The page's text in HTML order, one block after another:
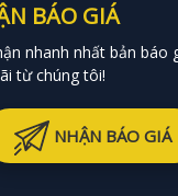
BÁO GIÁ
nhanh nhất bản báo
từ chúng tôi!
NHẬN BÁO GIÁ